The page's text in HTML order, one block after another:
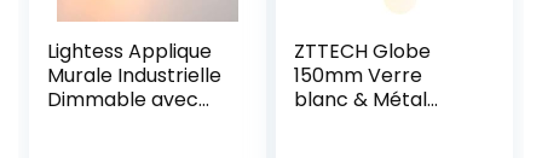
Lightess Applique
Murale Industrielle
Dimmable avec
ZTTECH Globe
150mm Verre
blanc & Métal